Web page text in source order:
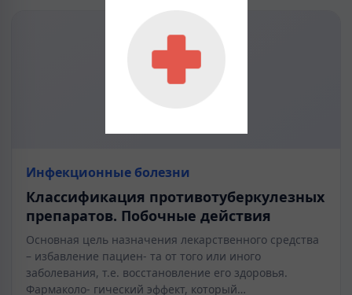
Инфекционные болезни
Классификация противотуберкулезных
препаратов. Побочные действия
Основная цель назначения лекарственного средства
– избавление пациен- та от того или иного
заболевания, т.е. восстановление его здоровья.
Фармаколо- гический эффект, который…